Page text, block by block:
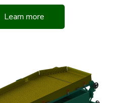
Learn more